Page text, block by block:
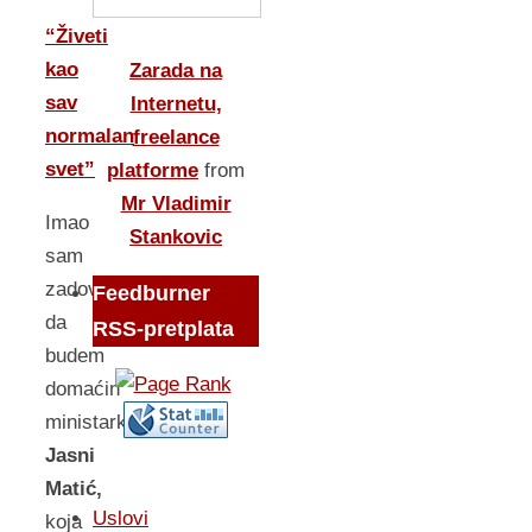
“Živeti
kao
sav
normalan
svet”
Imao
sam
zadovoljstvo
da
budem
domaćin
ministarki
Jasni
Matić,
koja
Zarada na
Internetu,
freelance
platforme from
Mr Vladimir
Stankovic
Feedburner
RSS-pretplata
Uslovi